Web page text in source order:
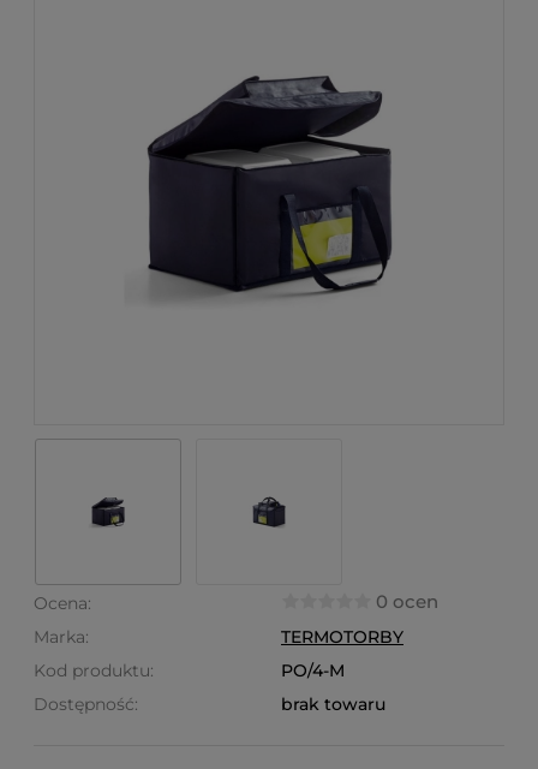
Ocena: 0 ocen
Marka:
TERMOTORBY
Kod produktu:
PO/4-M
Dostępność:
brak towaru